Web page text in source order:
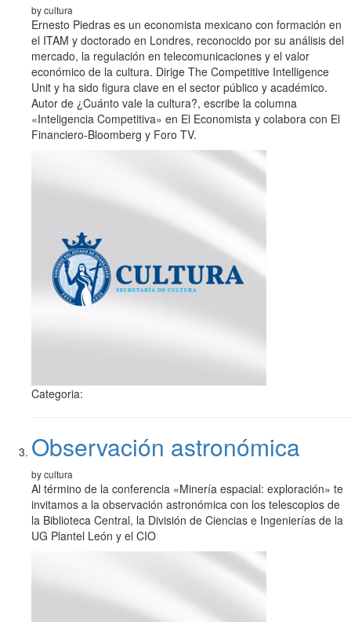
by cultura
Ernesto Piedras es un economista mexicano con formación en
el ITAM y doctorado en Londres, reconocido por su análisis del
mercado, la regulación en telecomunicaciones y el valor
económico de la cultura. Dirige The Competitive Intelligence
Unit y ha sido figura clave en el sector público y académico.
Autor de ¿Cuánto vale la cultura?, escribe la columna
«Inteligencia Competitiva» en El Economista y colabora con El
Financiero-Bloomberg y Foro TV.
Categoria:
Observación astronómica
by cultura
Al término de la conferencia «Minería espacial: exploración» te
invitamos a la observación astronómica con los telescopios de
la Biblioteca Central, la División de Ciencias e Ingenierías de la
UG Plantel León y el CIO